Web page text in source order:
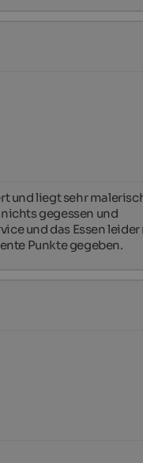
und liegt sehr
gegessen und
und das Essen
Punkte gegeben.